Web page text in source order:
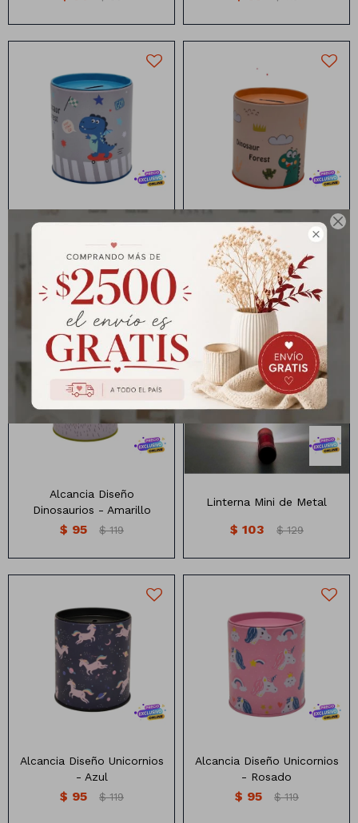

Alcancia con diseño
dinosaurios
Alcancia Diseño
Dinosaurios - Celeste
$ 95 $ 119
Alcancia con diseño
dinosaurios
Alcancia Diseño
Dinosaurios - Naranja
$ 95 $ 119
Alcancia con diseño
dinosaurios
Alcancia Diseño
Dinosaurios - Amarillo
$ 95 $ 119
Linterna mini de metal
Varios colores
Linterna Mini de Metal
$ 103 $ 129
Alcancia de lata con diseño
Unicornios
Alcancia Diseño Unicornios
- Azul
$ 95 $ 119
Alcancia de lata con diseño
Unicornios
Alcancia Diseño Unicornios
- Rosado
$ 95 $ 119